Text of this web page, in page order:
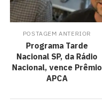
POSTAGEM ANTERIOR
Programa Tarde
Nacional SP, da Rádio
Nacional, vence Prêmio
APCA